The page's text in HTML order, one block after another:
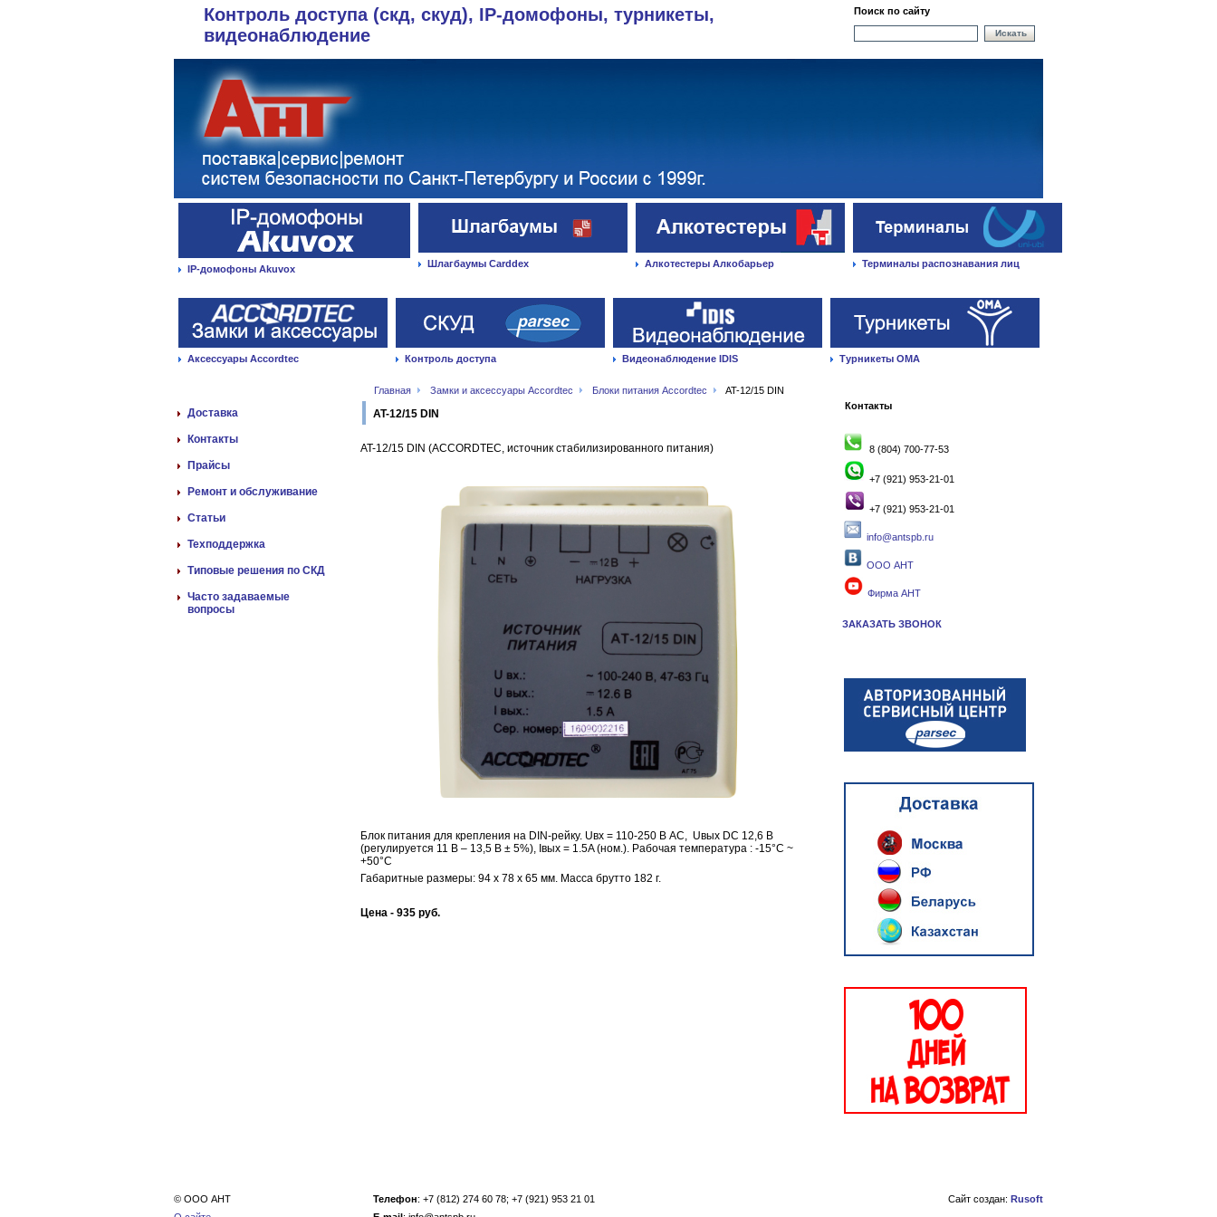
Контроль доступа (скд, скуд), IP-домофоны, турникеты,
видеонаблюдение
Поиск по сайту
Искать
IP-домофоны Akuvox Шлагбаумы Carddex Алкотестеры Алкобарьер Терминалы распознавания лиц
Аксессуары Accordtec Контроль доступа Видеонаблюдение IDIS Турникеты ОМА
Главная Замки и аксессуары Accordtec Блоки питания Accordtec AT-12/15 DIN
Доставка
Контакты
Прайсы
Ремонт и обслуживание
Статьи
Техподдержка
Типовые решения по СКД
Часто задаваемые
вопросы
AT-12/15 DIN
AT-12/15 DIN (ACCORDTEC, источник стабилизированного питания)
Блок питания для крепления на DIN-рейку. Uвх = 110-250 В AC, Uвых DC 12,6 В
(регулируется 11 В – 13,5 В ± 5%), Iвых = 1.5A (ном.). Рабочая температура : -15°C ~
+50°C
Габаритные размеры: 94 х 78 х 65 мм. Масса брутто 182 г.
Цена - 935 руб.
Контакты
8 (804) 700-77-53
+7 (921) 953-21-01
+7 (921) 953-21-01
info@antspb.ru
ООО АНТ
Фирма АНТ
ЗАКАЗАТЬ ЗВОНОК
© ООО АНТ
Телефон: +7 (812) 274 60 78; +7 (921) 953 21 01
Сайт создан: Rusoft